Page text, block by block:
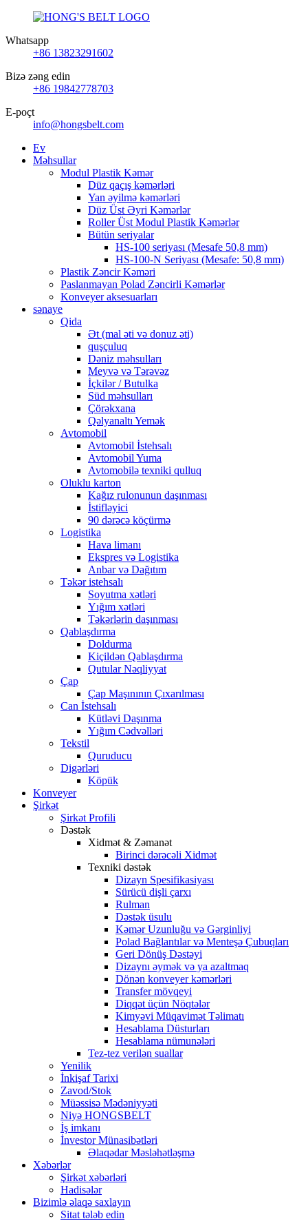
Whatsapp
+86 13823291602
Bizə zəng edin
+86 19842778703
E-poçt
info@hongsbelt.com
Ev
Məhsullar
Modul Plastik Kəmər
Düz qaçış kəmərləri
Yan əyilmə kəmərləri
Düz Üst Əyri Kəmərlər
Roller Üst Modul Plastik Kəmərlər
Bütün seriyalar
HS-100 seriyası (Mesafe 50,8 mm)
HS-100-N Seriyası (Mesafe: 50,8 mm)
Plastik Zəncir Kəməri
Paslanmayan Polad Zəncirli Kəmərlər
Konveyer aksesuarları
sənaye
Qida
Ət (mal əti və donuz əti)
quşçuluq
Dəniz məhsulları
Meyvə və Tərəvəz
İçkilər / Butulka
Süd məhsulları
Çörəkxana
Qəlyanaltı Yemək
Avtomobil
Avtomobil İstehsalı
Avtomobil Yuma
Avtomobilə texniki qulluq
Oluklu karton
Kağız rulonunun daşınması
İstifləyici
90 dərəcə köçürmə
Logistika
Hava limanı
Ekspres və Logistika
Anbar və Dağıtım
Təkər istehsalı
Soyutma xətləri
Yığım xətləri
Təkərlərin daşınması
Qablaşdırma
Doldurma
Kiçildən Qablaşdırma
Qutular Nəqliyyat
Çap
Çap Maşınının Çıxarılması
Can İstehsalı
Kütləvi Daşınma
Yığım Cədvəlləri
Tekstil
Quruducu
Digərləri
Köpük
Konveyer
Şirkət
Şirkət Profili
Dəstək
Xidmət & Zəmanət
Birinci dərəcəli Xidmət
Texniki dəstək
Dizayn Spesifikasiyası
Sürücü dişli çarxı
Rulman
Dəstək üsulu
Kəmər Uzunluğu və Gərginliyi
Polad Bağlantılar və Menteşə Çubuqları
Geri Dönüş Dəstəyi
Dizaynı əymək və ya azaltmaq
Dönən konveyer kəmərləri
Transfer mövqeyi
Diqqət üçün Nöqtələr
Kimyəvi Müqavimət Təlimatı
Hesablama Düsturları
Hesablama nümunələri
Tez-tez verilən suallar
Yenilik
İnkişaf Tarixi
Zavod/Stok
Müəssisə Mədəniyyəti
Niyə HONGSBELT
İş imkanı
İnvestor Münasibətləri
Əlaqədar Məsləhətləşmə
Xəbərlər
Şirkət xəbərləri
Hadisələr
Bizimlə əlaqə saxlayın
Sitat tələb edin